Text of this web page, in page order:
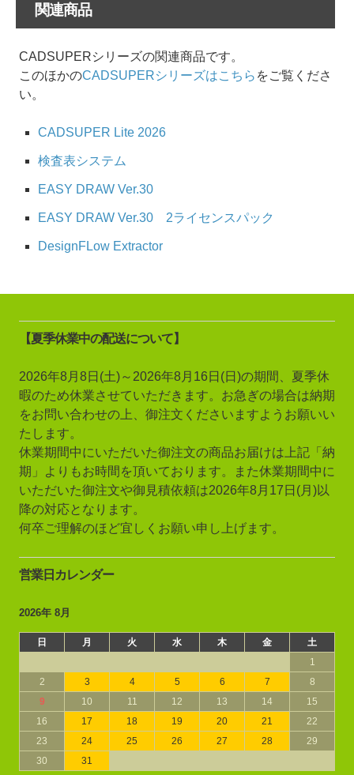
関連商品
CADSUPERシリーズの関連商品です。
このほかのCADSUPERシリーズはこちら をご覧くださ
い。
CADSUPER Lite 2026
検査表システム
EASY DRAW Ver.30
EASY DRAW Ver.30 2ライセンスパック
DesignFLow Extractor
【夏季休業中の配送について】
2026年8月8日(土)～2026年8月16日(日)の期間、夏季休
暇のため休業させていただきます。お急ぎの場合は納期
をお問い合わせの上、御注文くださいますようお願いい
たします。
休業期間中にいただいた御注文の商品お届けは上記「納
期」よりもお時間を頂いております。また休業期間中に
いただいた御注文や御見積依頼は2026年8月17日(月)以
降の対応となります。
何卒ご理解のほど宜しくお願い申し上げます。
営業日カレンダー
2026年 8月
日 月 火 水 木 金
土
1
2
3 4 5 6 7
8
9
10 11 12 13 14
15
16
17 18 19 20 21
22
23
24 25 26 27 28
29
30
31